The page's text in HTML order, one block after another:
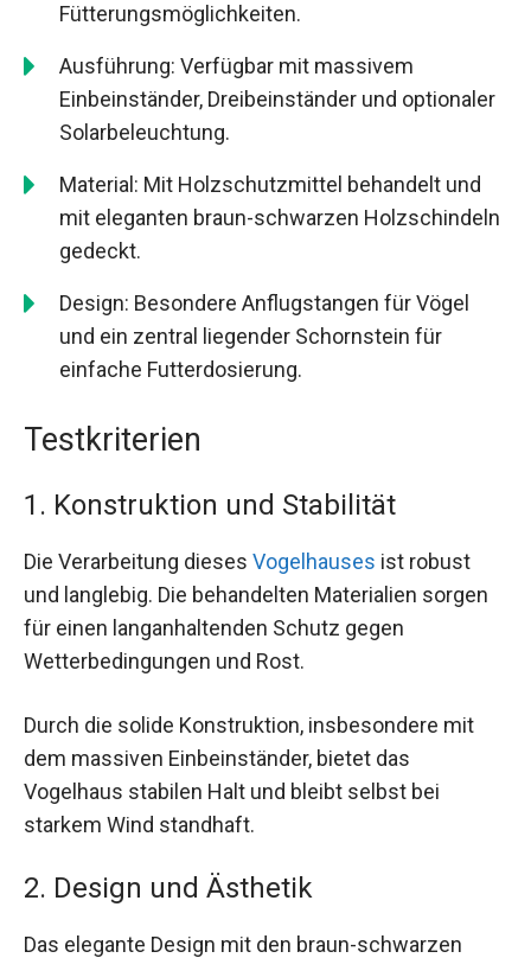
Fütterungsmöglichkeiten.
Ausführung: Verfügbar mit massivem
Einbeinständer, Dreibeinständer und optionaler
Solarbeleuchtung.
Material: Mit Holzschutzmittel behandelt und
mit eleganten braun-schwarzen Holzschindeln
gedeckt.
Design: Besondere Anflugstangen für Vögel
und ein zentral liegender Schornstein für
einfache Futterdosierung.
Testkriterien
1. Konstruktion und Stabilität
Die Verarbeitung dieses Vogelhauses ist robust
und langlebig. Die behandelten Materialien sorgen
für einen langanhaltenden Schutz gegen
Wetterbedingungen und Rost.
Durch die solide Konstruktion, insbesondere mit
dem massiven Einbeinständer, bietet das
Vogelhaus stabilen Halt und bleibt selbst bei
starkem Wind standhaft.
2. Design und Ästhetik
Das elegante Design mit den braun-schwarzen